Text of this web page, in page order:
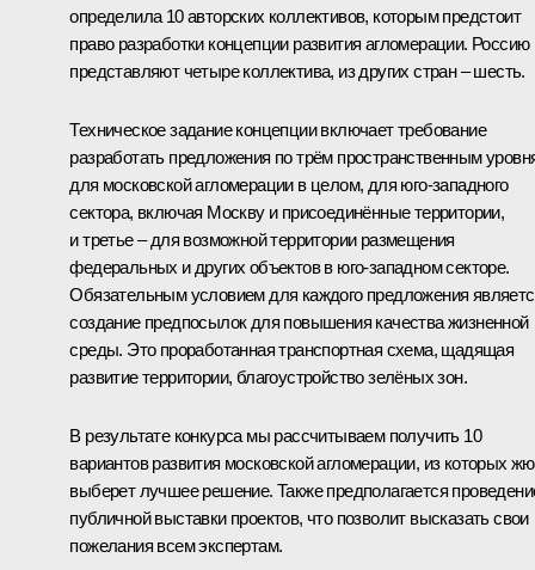
определила 10 авторских коллективов, которым предстоит
право разработки концепции развития агломерации. Россию
представляют четыре коллектива, из других стран – шесть.
Техническое задание концепции включает требование
разработать предложения по трём пространственным
для московской агломерации в целом, для юго-западного
сектора, включая Москву и присоединённые территории,
и третье – для возможной территории размещения
федеральных и других объектов в юго-западном секторе.
Обязательным условием для каждого предложения
создание предпосылок для повышения качества жизненной
среды. Это проработанная транспортная схема, щадящая
развитие территории, благоустройство зелёных зон.
В результате конкурса мы рассчитываем получить 10
вариантов развития московской агломерации, из которых
выберет лучшее решение. Также предполагается
публичной выставки проектов, что позволит высказать свои
пожелания всем экспертам.